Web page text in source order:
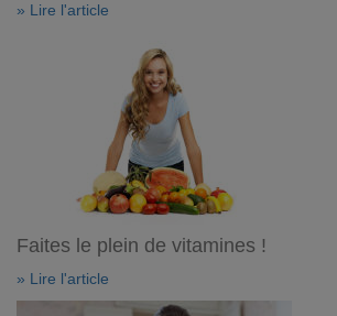
» Lire l'article
Faites le plein de vitamines !
» Lire l'article